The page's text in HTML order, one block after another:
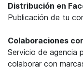
Distribución en
Publicación de tu
Colaboraciones
Servicio de agencia
colaborar con